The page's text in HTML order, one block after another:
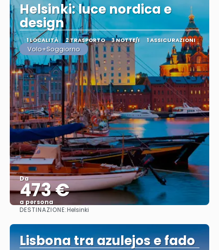
Helsinki: luce nordica e
design
1 LOCALITÀ 2 TRASPORTO 3 NOTTE/I 1 ASSICURAZIONI
Volo+Soggiorno
Da
473 €
a persona
DESTINAZIONE:Helsinki
Lisbona tra azulejos e fado